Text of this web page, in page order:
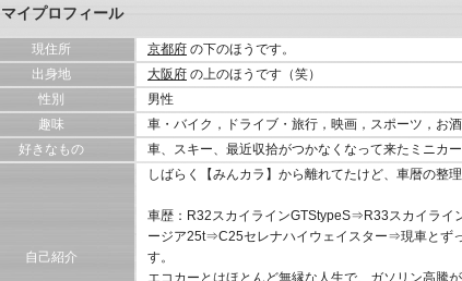
マイプロフィール
現住所 京都府 の下のほうです。
出身地
大阪府 の上のほうです（笑）
性別
男性
趣味
車・バイク，ドライブ・旅行，映画，スポーツ，お酒
好きなもの
車、スキー、最近収拾がつかなくなって来たミニカー
自己紹介
しばらく【みんカラ】から離れてたけど、車暦の整
車歴：R32スカイラインGTStypeS⇒R33スカイライ
ージア25t⇒C25セレナハイウェイスター⇒現車とず
す。
エコカーとはほとんど無縁な人生で、ガソリン高騰